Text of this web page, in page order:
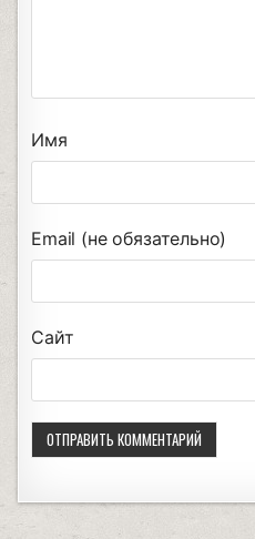
Имя
Email (не обязательно)
Сайт